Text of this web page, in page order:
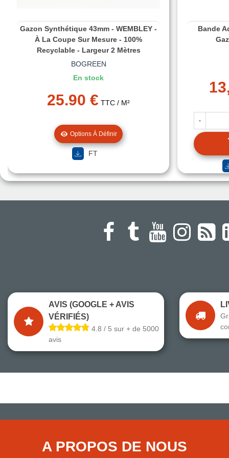
Gazon Synthétique 43mm - WEMBLEY -
À La Coupe Sur Mesure - 100%
Recyclable - Largeur 2 Mètres
BOGREEN
En stock
25.90 € TTC / M²
Options À Définir
FT
Bande
-
AVIS (GOOGLE + AVIS
VÉRIFIÉS)
4.8 / 5 sur + de 5000
avis
A PROPOS DE NOUS